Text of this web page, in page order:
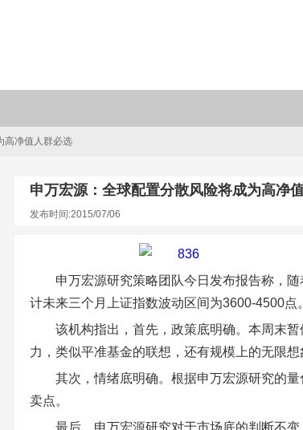
高净值人群必选
申万宏源：全球配置分散风险将成为高净
发布时间:2015/07/06
申万宏源研究策略团队今日发布报告称，
计未来三个月上证指数波动区间为3600-4500点。
该机构指出，首先，政策底明确。本周末
力，类似平准基金的联想，还有规模上的无限
其次，情绪底明确。根据申万宏源研究的
卖点。
最后，申万宏源研究对于市场底的判断不